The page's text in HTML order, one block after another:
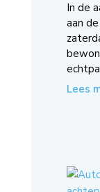
In de
aan
Lees